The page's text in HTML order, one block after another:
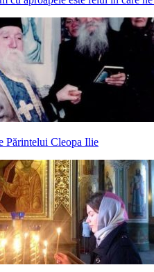
Părintelui Cleopa Ilie